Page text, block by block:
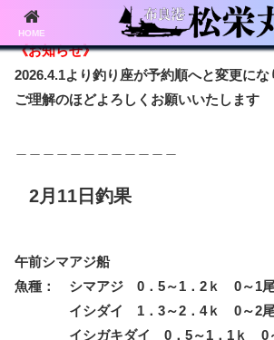
《お知らせ》
2026.4.1より釣り座が予約順へと変更にな
ご理解のほどよろしくお願いいたします
2月11日釣果
午前シマアジ船
魚種： シマアジ 0．5～1．2ｋ 0～1
イシダイ 1．3～2．4ｋ 0～2
イシガキダイ 0．5～1．1ｋ 0
HOME